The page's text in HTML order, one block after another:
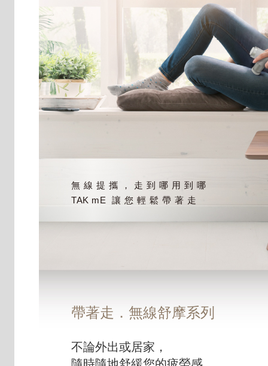
無線提攜，走到哪用到哪
TAK mE 讓您輕鬆帶著走
帶著走．無線舒摩系列
不論外出或居家，